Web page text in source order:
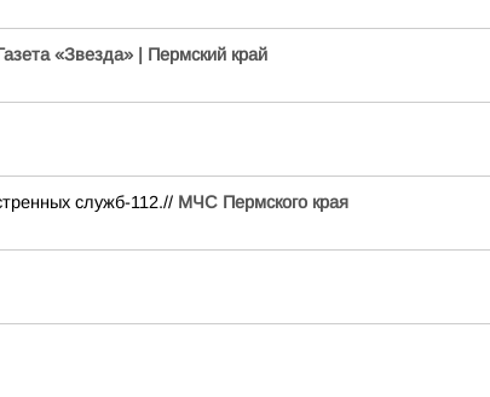
«Звезда» | Пермский край
служб-112.// МЧС Пермского края